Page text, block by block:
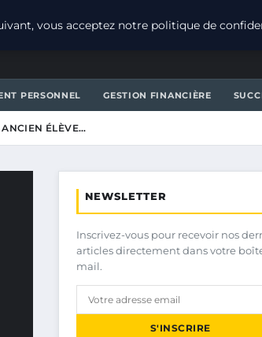
PERSONNEL GESTION FINANCIÈRE
ÉLÈVE…
NEWSLETTER
Inscrivez-vous pour recevoir nos
articles directement dans votre
mail.
S'INSCRIRE
vous acceptez notre politique de